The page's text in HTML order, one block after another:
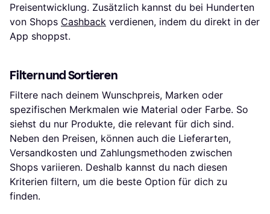
Preisentwicklung. Zusätzlich kannst du bei Hunderten
von Shops Cashback verdienen, indem du direkt in der
App shoppst.
Filtern und Sortieren
Filtere nach deinem Wunschpreis, Marken oder
spezifischen Merkmalen wie Material oder Farbe. So
siehst du nur Produkte, die relevant für dich sind.
Neben den Preisen, können auch die Lieferarten,
Versandkosten und Zahlungsmethoden zwischen
Shops variieren. Deshalb kannst du nach diesen
Kriterien filtern, um die beste Option für dich zu
finden.